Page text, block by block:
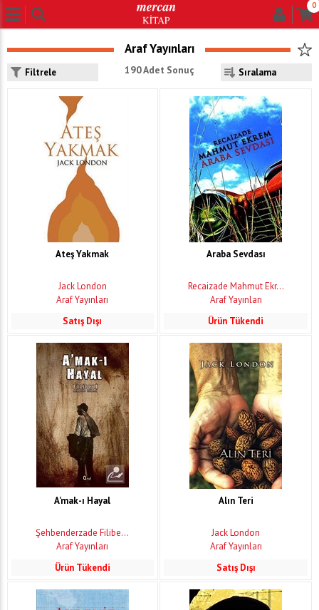
0
Araf Yayınları
Filtrele 190 Adet Sonuç
Ateş Yakmak
Jack London
Araf Yayınları
Satış Dışı
Araba Sevdası
Recaizade Mahmut Ekr...
Araf Yayınları
Ürün Tükendi
A'mak-ı Hayal
Şehbenderzade Filibe...
Araf Yayınları
Ürün Tükendi
Alın Teri
Jack London
Araf Yayınları
Satış Dışı